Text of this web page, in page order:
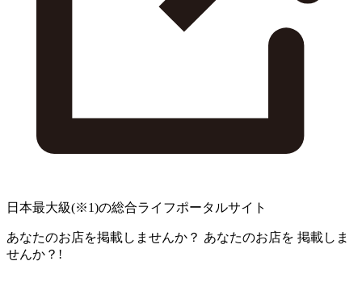
日本最大級(※1)の総合ライフポータルサイト
あなたのお店を掲載しませんか？ あなたのお店を 掲載しま
せんか？!